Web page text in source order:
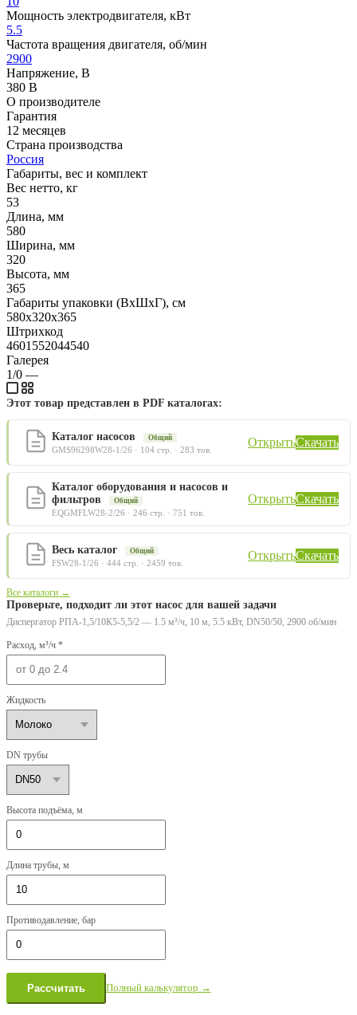
Мощность электродвигателя, кВт
5.5
Частота вращения двигателя, об/мин
2900
Напряжение, В
380 В
О производителе
Гарантия
12 месяцев
Страна производства
Россия
Габариты, вес и комплект
Вес нетто, кг
53
Длина, мм
580
Ширина, мм
320
Высота, мм
365
Габариты упаковки (ВхШхГ), см
580х320х365
Штрихкод
4601552044540
Галерея
1/0 —
Этот товар представлен в PDF каталогах:
Каталог насосов Общий
GMS96298W28-1/26 · 104 стр. · 283 тов.
ОткрытьСкачать
Каталог оборудования и насосов и
фильтров
Общий
EQGMFLW28-2/26 · 246 стр. · 751 тов.
ОткрытьСкачать
Весь каталог Общий
FSW28-1/26 · 444 стр. · 2459 тов.
ОткрытьСкачать
Все каталоги →
Проверьте, подходит ли этот насос для вашей задачи
Диспергатор РПА-1,5/10К5-5,5/2 — 1.5 м³/ч, 10 м, 5.5 кВт, DN50/50, 2900 об/мин
Расход, м³/ч *
Жидкость
DN трубы
Высота подъёма, м
Длина трубы, м
Противодавление, бар
Рассчитать Полный калькулятор →